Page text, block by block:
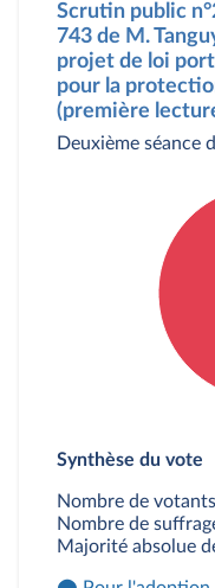
Scrutin public
743 de M.
projet de loi
pour la
(première
Deuxième séance
Synthèse du vote
Nombre de
Nombre de
Majorité absolue